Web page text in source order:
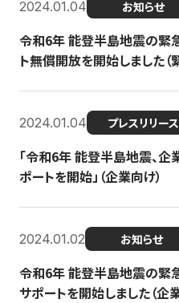
2024.01.04 お知らせ
令和6年 能登半島地震の緊
ト無償開放を開始しました（
2024.01.04 プレスリリース
「令和6年 能登半島地震、
ポートを開始」（企業向け）
2024.01.02 お知らせ
令和6年 能登半島地震の緊
サポートを開始しました（企